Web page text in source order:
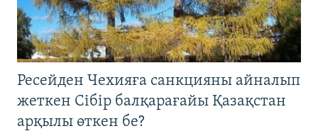
Ресейден Чехияға санкцияны айналып
жеткен Сібір балқарағайы Қазақстан
арқылы өткен бе?